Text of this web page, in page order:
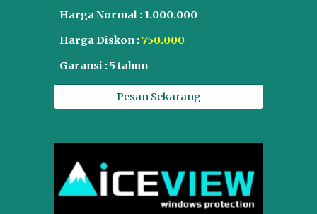
Harga Normal : 1.000.000
Harga Diskon :750.000
Garansi : 5 tahun
Pesan Sekarang